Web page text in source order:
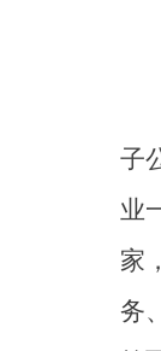
子
业
家
务